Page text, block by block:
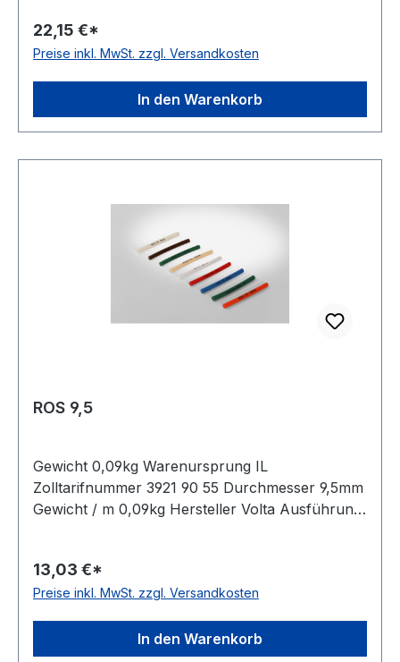
(außer Ø 2mm = 61 m)m FDA-Zulassung ja
Zugstrang Polyester Shorehärte 83° Shore A
22,15 €*
Preise inkl. MwSt. zzgl. Versandkosten
In den Warenkorb
ROS 9,5
Gewicht 0,09kg Warenursprung IL
Zolltarifnummer 3921 90 55 Durchmesser 9,5mm
Gewicht / m 0,09kg Hersteller Volta Ausführung
m)m FDA-Zulassung ja Zugstrang Polyester
Shorehärte 83° Shore A
13,03 €*
Preise inkl. MwSt. zzgl. Versandkosten
In den Warenkorb